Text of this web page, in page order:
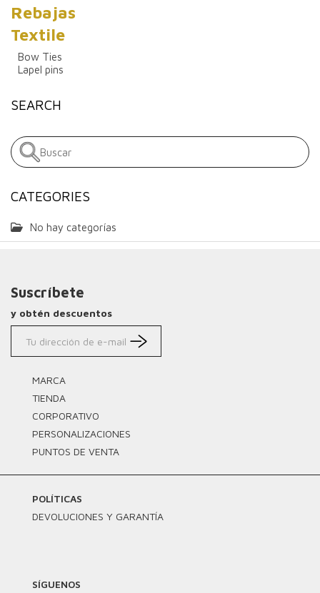
Rebajas
Textile
Bow Ties
Lapel pins
SEARCH
CATEGORIES
No hay categorías
Suscríbete
y obtén descuentos
MARCA
TIENDA
CORPORATIVO
PERSONALIZACIONES
PUNTOS DE VENTA
POLÍTICAS
DEVOLUCIONES Y GARANTÍA
SÍGUENOS